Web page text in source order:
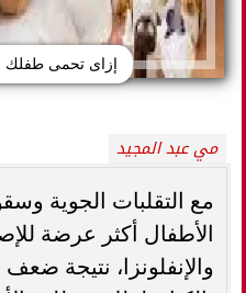
إزاى تحمى طفلك
مي عبد المجيد
مع التقلبات الجوية
الأطفال أكثر عرضة
والإنفلونزا، نتيجة